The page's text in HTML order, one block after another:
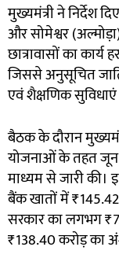
मुख्यमंत्री ने निर्देश
और सोमेश्वर
छात्रावासों का
जिससे अनुसूचित
एवं शैक्षणिक
बैठक के दौरान
योजनाओं के तहत जून
माध्यम से जारी की।
बैंक खातों में
सरकार का लगभग
₹138.40 करोड़ का